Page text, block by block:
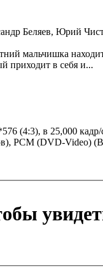
Беляев, Юрий
мальчишка
приходит в себя и...
(4:3), в 25,000
PCM (DVD-Video)